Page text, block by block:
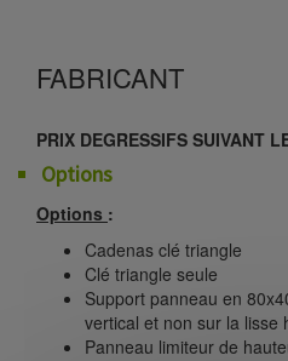
FABRICANT
PRIX DEGRESSIFS SUIVANT
Options
Options :
Cadenas clé triangle
Clé triangle seule
Support panneau en
vertical et non sur la lisse
Panneau limiteur de